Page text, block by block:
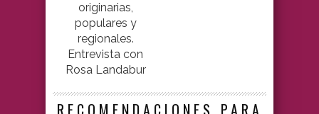
originarias,
populares y
regionales.
Entrevista con
Rosa Landabur